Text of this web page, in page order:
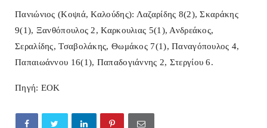
Πανιώνιος (Κοψιά, Καλούδης): Λαζαρίδης 8(2), Σκαράκης
9(1), Ξανθόπουλος 2, Καρκουλιας 5(1), Ανδρεάκος,
Σεραλίδης, Τσαβολάκης, Θωμάκος 7(1), Παναγόπουλος 4,
Παπαιωάννου 16(1), Παπαδογιάννης 2, Στεργίου 6.
Πηγή: ΕΟΚ